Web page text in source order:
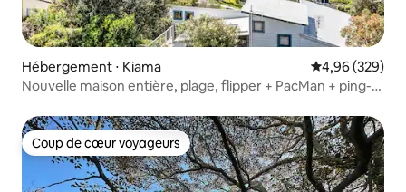
Hébergement ⋅ Kiama Évaluation
4,96 (329)
Nouvelle maison entière, plage, flipper + PacMan + ping-
Coup de cœur voyageurs
Coup de cœur voyageurs